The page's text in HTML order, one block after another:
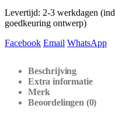
Levertijd: 2-3 werkdagen
goedkeuring ontwerp)
Facebook Email WhatsApp
Beschrijving
Extra informatie
Merk
Beoordelingen (0)